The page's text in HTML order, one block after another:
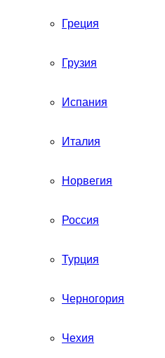
Греция
Грузия
Испания
Италия
Норвегия
Россия
Турция
Черногория
Чехия